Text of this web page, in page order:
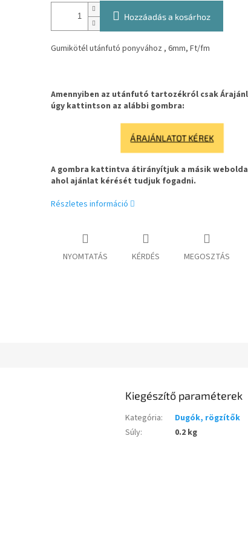
Hozzáadás a kosárhoz
Gumikötél utánfutó ponyvához , 6mm, Ft/fm
Amennyiben az utánfutó tartozékról csak
úgy kattintson az alábbi gombra:
ÁRAJÁNLATOT KÉREK
A gombra kattintva átirányítjuk a másik
ahol ajánlat kérését tudjuk fogadni.
Részletes információ
NYOMTATÁS KÉRDÉS MEGOSZTÁS
Kiegészítő paraméterek
Kategória:
Dugók, rögzítők
Súly: 0.2 kg